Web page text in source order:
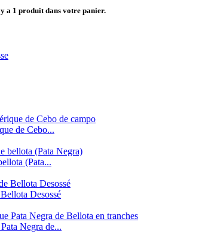
a 1 produit dans votre panier.
de Cebo...
(Pata...
Desossé
Negra de...